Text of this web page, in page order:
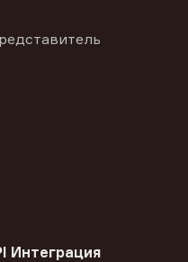
Интеграция